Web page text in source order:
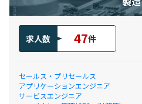
求人数 47件
セールス・プリセールス
アプリケーションエンジニア
サービスエンジニア